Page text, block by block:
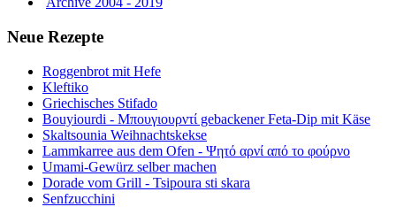
Neue Rezepte
Roggenbrot mit Hefe
Kleftiko
Griechisches Stifado
Bouyiourdi - Μπουγιουρντί gebackener Feta-Dip mit Käse
Skaltsounia Weihnachtskekse
Lammkarree aus dem Ofen - Ψητό αρνί από το φούρνο
Umami-Gewürz selber machen
Dorade vom Grill - Tsipoura sti skara
Senfzucchini